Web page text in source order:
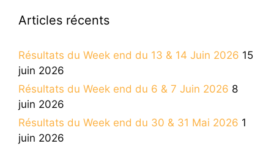
Articles récents
Résultats du Week end du 13 & 14 Juin 2026 15
juin 2026
Résultats du Week end du 6 & 7 Juin 2026 8
juin 2026
Résultats du Week end du 30 & 31 Mai 2026 1
juin 2026